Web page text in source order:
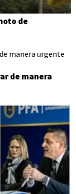
de
de manera